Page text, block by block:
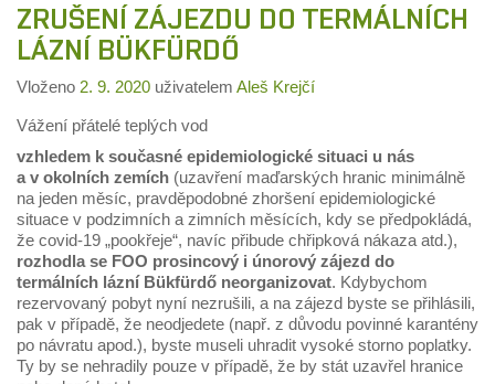
ZRUŠENÍ ZÁJEZDU DO TERMÁLNÍCH
LÁZNÍ BÜKFÜRDŐ
Vloženo 2. 9. 2020 uživatelem Aleš Krejčí
Vážení přátelé teplých vod
vzhledem k současné epidemiologické situaci u nás
a v okolních zemích (uzavření maďarských hranic minimálně
na jeden měsíc, pravděpodobné zhoršení epidemiologické
situace v podzimních a zimních měsících, kdy se předpokládá,
že covid-19 „pookřeje“, navíc přibude chřipková nákaza atd.),
rozhodla se FOO prosincový i únorový zájezd do
termálních lázní Bükfürdő neorganizovat. Kdybychom
rezervovaný pobyt nyní nezrušili, a na zájezd byste se přihlásili,
pak v případě, že neodjedete (např. z důvodu povinné karantény
po návratu apod.), byste museli uhradit vysoké storno poplatky.
Ty by se nehradily pouze v případě, že by stát uzavřel hranice